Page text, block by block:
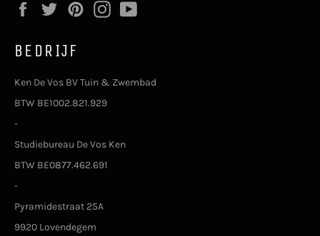
FacebookTwitterPinterestInstagram
BEDRIJF
Ken De Vos BV Tuin & Zwembad
BTW BE1002.821.929
-
Studiebureau De Vos Ken
BTW BE0877.462.691
-
Pyramidestraat 25A
9920 Lovendegem